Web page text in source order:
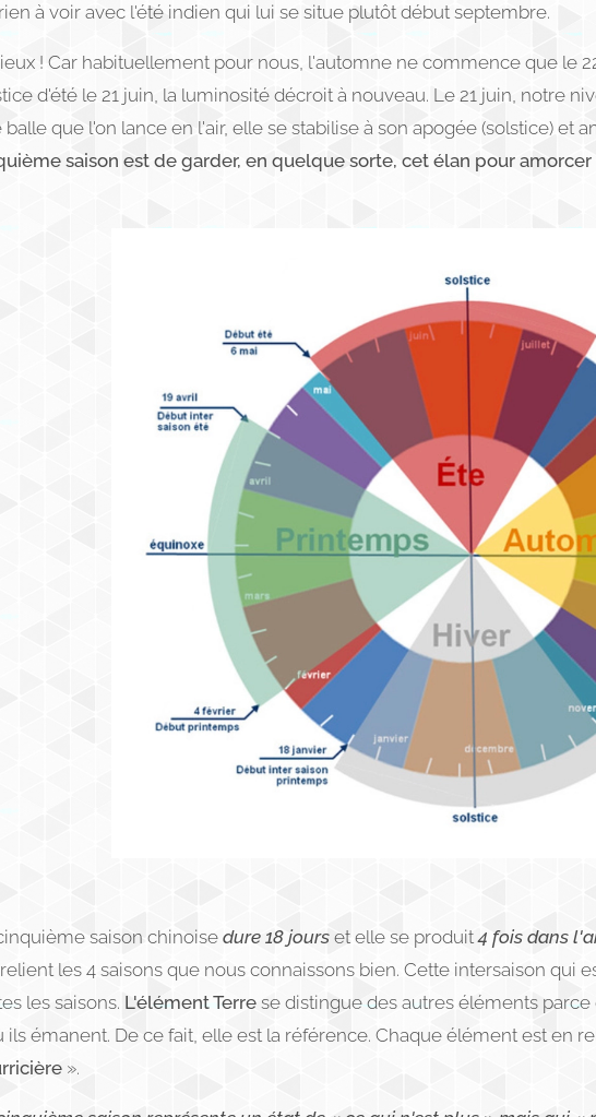
à voir avec l'été indien qui lui se situe plutôt début septembre.
! Car habituellement pour nous, l'automne ne commence que le
d'été le 21 juin, la luminosité décroit à nouveau. Le 21 juin, notre
balle que l'on lance en l'air, elle se stabilise à son apogée (solstice) et
saison est de garder, en quelque sorte, cet élan pour
saison chinoise dure 18 jours et elle se produit4 fois dans
les 4 saisons que nous connaissons bien. Cette intersaison qui
les saisons. L'élément Terrese distingue des autres éléments
ils émanent. De ce fait, elle est la référence. Chaque élément est en
».